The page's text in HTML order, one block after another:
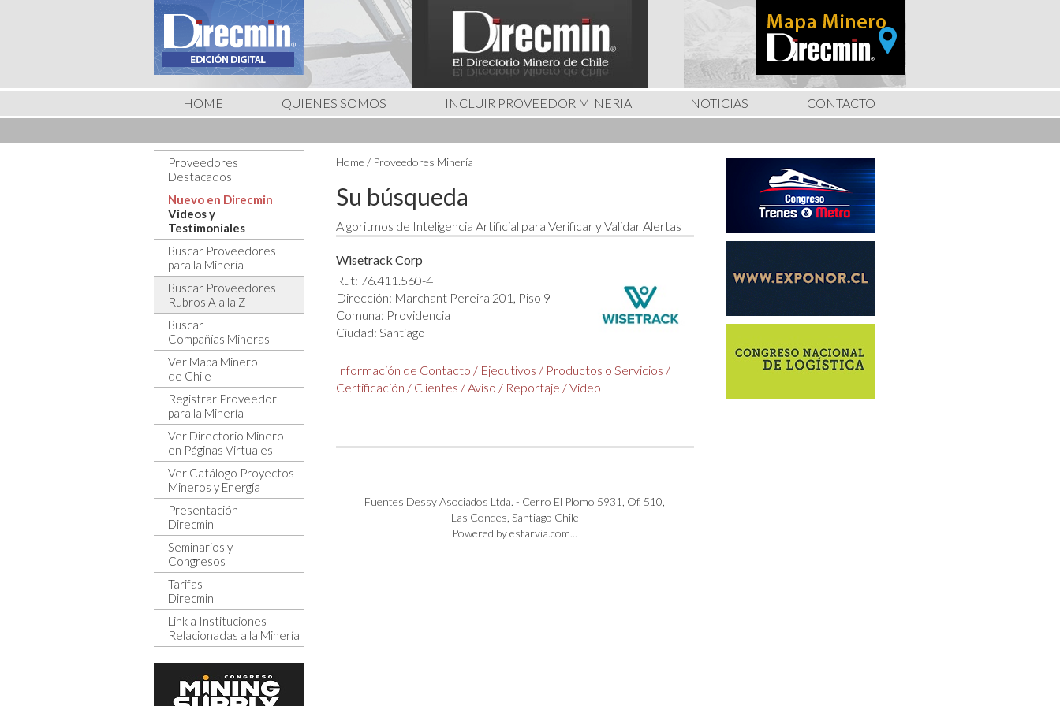
HOME QUIENES SOMOS INCLUIR PROVEEDOR MINERIA NOTICIAS CONTACTO
Proveedores
Destacados
Nuevo en Direcmin
Videos y
Testimoniales
Buscar Proveedores
para la Minería
Buscar Proveedores
Rubros A a la Z
Buscar
Compañías Mineras
Ver Mapa Minero
de Chile
Registrar Proveedor
para la Minería
Ver Directorio Minero
en Páginas Virtuales
Ver Catálogo Proyectos
Mineros y Energía
Presentación
Direcmin
Seminarios y
Congresos
Tarifas
Direcmin
Link a Instituciones
Relacionadas a la Minería
Home / Proveedores Minería
Su búsqueda
Algoritmos de Inteligencia Artificial para Verificar y Validar Alertas
Wisetrack Corp
Rut: 76.411.560-4
Dirección: Marchant Pereira 201, Piso 9
Comuna: Providencia
Ciudad: Santiago
Información de Contacto / Ejecutivos / Productos o Servicios /
Certificación / Clientes /Aviso / Reportaje /Video
Fuentes Dessy Asociados Ltda. - Cerro El Plomo 5931, Of. 510,
Las Condes, Santiago Chile
Powered by estarvia.com...